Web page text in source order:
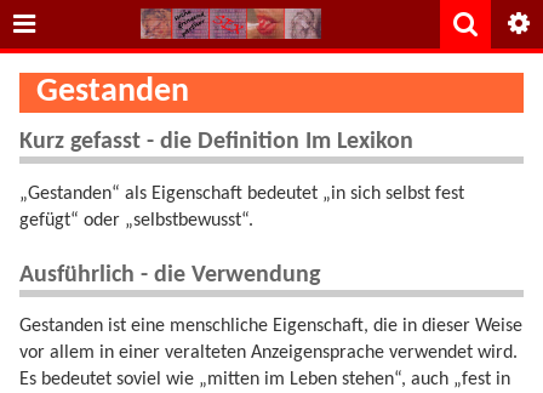
Gestanden
Kurz gefasst - die Definition Im Lexikon
„Gestanden“ als Eigenschaft bedeutet „in sich selbst fest
gefügt“ oder „selbstbewusst“.
Ausführlich - die Verwendung
Gestanden ist eine menschliche Eigenschaft, die in dieser Weise
vor allem in einer veralteten Anzeigensprache verwendet wird.
Es bedeutet soviel wie „mitten im Leben stehen“, auch „fest in